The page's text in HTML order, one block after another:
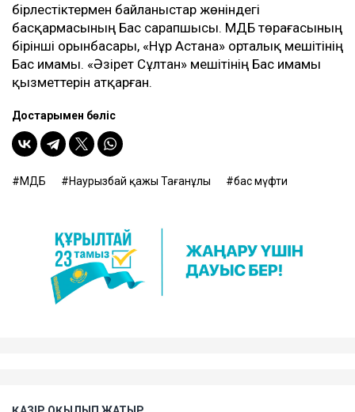
бірлестіктермен байланыстар жөніндегі
басқармасының Бас сарапшысы. ҚМДБ төрағасының
бірінші орынбасары, «Нұр Астана» орталық мешітінің
Бас имамы. «Әзірет Сұлтан» мешітінің Бас имамы
қызметтерін атқарған.
Достарыңмен бөліс
ҚМДБ Наурызбай қажы Тағанұлы бас мүфти